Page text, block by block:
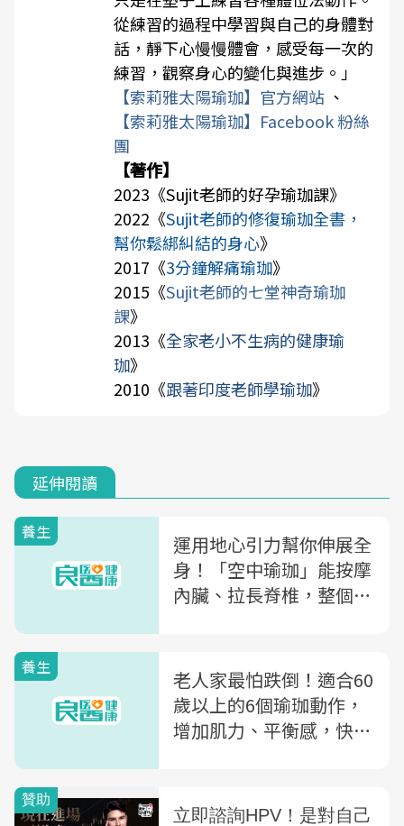
從練習的過程中學習與自己的身體對
話，靜下心慢慢體會，感受每一次的
練習，觀察身心的變化與進步。」
【索莉雅太陽瑜珈】官方網站 、
【索莉雅太陽瑜珈】Facebook 粉絲
團
【著作】
2023《Sujit老師的好孕瑜珈課》
2022《Sujit老師的修復瑜珈全書，
幫你鬆綁糾結的身心》
2017《3分鐘解痛瑜珈》
2015《Sujit老師的七堂神奇瑜珈
課》
2013《全家老小不生病的健康瑜
珈》
2010《跟著印度老師學瑜珈》
延伸閱讀
養生
運用地心引力幫你伸展全
身！「空中瑜珈」能按摩
內臟、拉長脊椎，整個人
養生
老人家最怕跌倒！適合60
歲以上的6個瑜珈動作，
增加肌力、平衡感，快